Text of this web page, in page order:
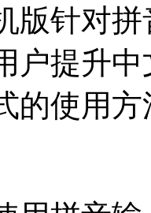
版针对
户提升
的使用方